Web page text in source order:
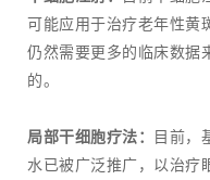
可能应用于治疗老年性黄
仍然需要更多的临床数据
的。
局部干细胞疗法：
目前，
水已被广泛推广，以治疗